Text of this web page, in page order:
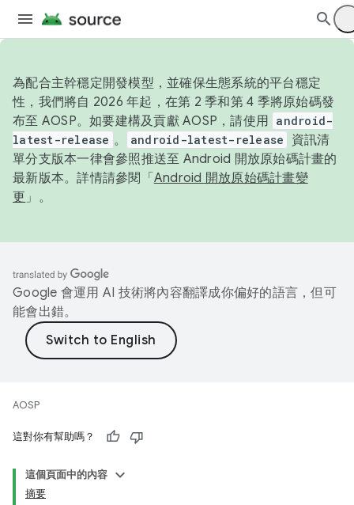
為配合主幹穩定開發模型，並確保生態系統的平台穩定
性，我們將自 2026 年起，在第 2 季和第 4 季將原始碼發
布至 AOSP。如要建構及貢獻 AOSP，請使用 android-
latest-release 。 android-latest-release
資訊清
單分支版本一律會參照推送至 Android 開放原始碼計畫的
最新版本。詳情請參閱「 Android 開放原始碼計畫變
更 」。
Google 會運用 AI 技術將內容翻譯成你偏好的語言，但可
能會出錯。
AOSP
這對你有幫助嗎？
這個頁面中的內容
摘要